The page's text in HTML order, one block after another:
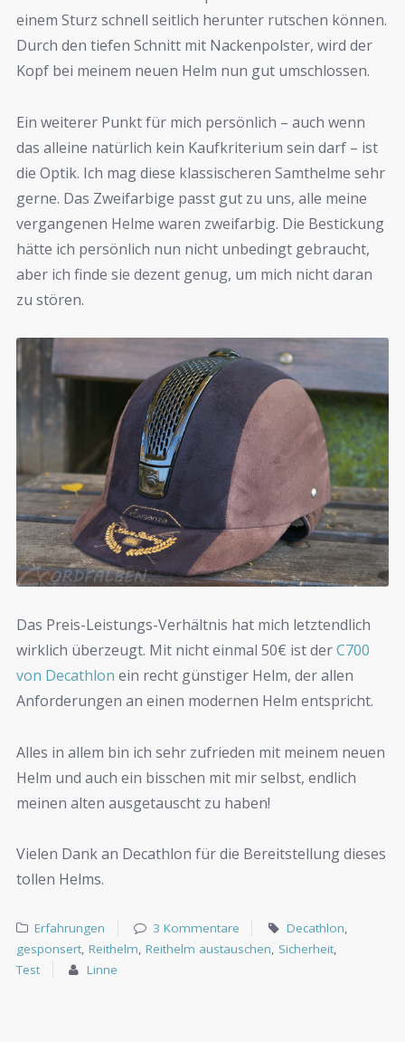
einem Sturz schnell seitlich herunter rutschen können.
Durch den tiefen Schnitt mit Nackenpolster, wird der
Kopf bei meinem neuen Helm nun gut umschlossen.
Ein weiterer Punkt für mich persönlich – auch wenn
das alleine natürlich kein Kaufkriterium sein darf – ist
die Optik. Ich mag diese klassischeren Samthelme sehr
gerne. Das Zweifarbige passt gut zu uns, alle meine
vergangenen Helme waren zweifarbig. Die Bestickung
hätte ich persönlich nun nicht unbedingt gebraucht,
aber ich finde sie dezent genug, um mich nicht daran
zu stören.
Das Preis-Leistungs-Verhältnis hat mich letztendlich
wirklich überzeugt. Mit nicht einmal 50€ ist derC700
von Decathlon ein recht günstiger Helm, der allen
Anforderungen an einen modernen Helm entspricht.
Alles in allem bin ich sehr zufrieden mit meinem neuen
Helm und auch ein bisschen mit mir selbst, endlich
meinen alten ausgetauscht zu haben!
Vielen Dank an Decathlon für die Bereitstellung dieses
tollen Helms.
Erfahrungen 3 Kommentare Decathlon
gesponsert Reithelm Reithelm austauschen Sicherheit
Test
Linne